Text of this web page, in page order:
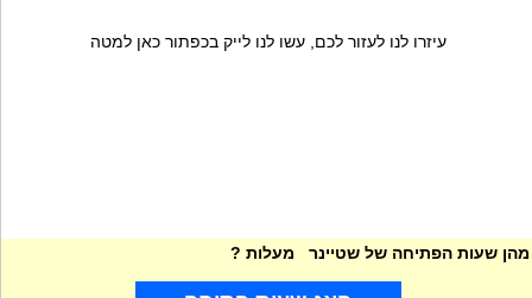
עיזרו לנו לעזור לכם, עשו לנו לייק בכפתור כאן למטה
מהן שעות הפתיחה של שטיינר מעלות ?